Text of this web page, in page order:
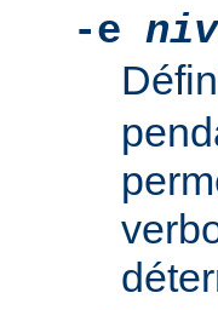
-e